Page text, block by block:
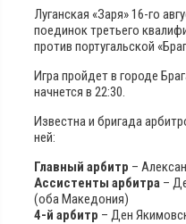
Луганская «Заря» 16-го
поединок третьего
против португальской
Игра пройдет в городе
начнется в 22:30.
Известна и бригада
ней:
Главный арбитр –
Ассистенты арбитра –
(оба Македония)
4-й арбитр – Ден